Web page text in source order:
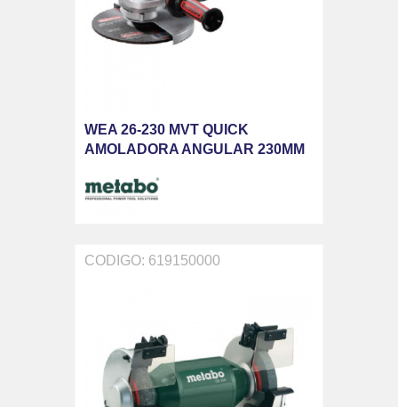
WEA 26-230 MVT QUICK
AMOLADORA ANGULAR 230MM
CODIGO: 619150000